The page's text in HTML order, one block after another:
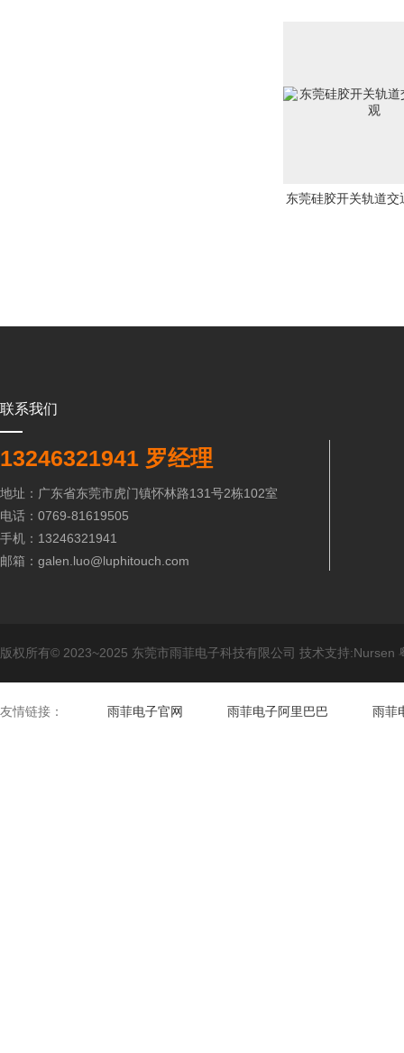
东莞硅胶开关轨道交
联系我们
13246321941 罗经理
地址：广东省东莞市虎门镇怀林路131号2栋102室
电话：0769-81619505
手机：13246321941
邮箱：galen.luo@luphitouch.com
版权所有© 2023~2025 东莞市雨菲电子科技有限公司 技术支持:Nursen
友情链接： 雨菲电子官网 雨菲电子阿里巴巴 雨菲